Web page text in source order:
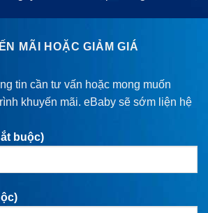
MÃI HOẶC GIẢM GIÁ
tin cần tư vấn hoặc mong muốn
khuyến mãi. eBaby sẽ sớm liện hệ
buộc)